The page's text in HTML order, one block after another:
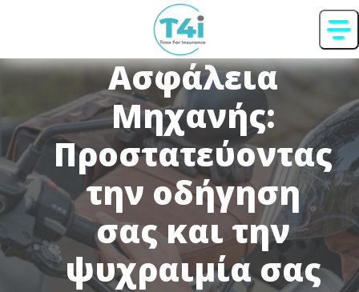
Ασφάλεια
Μηχανής:
Προστατεύοντας
την οδήγηση
σας και την
ψυχραιμία σας